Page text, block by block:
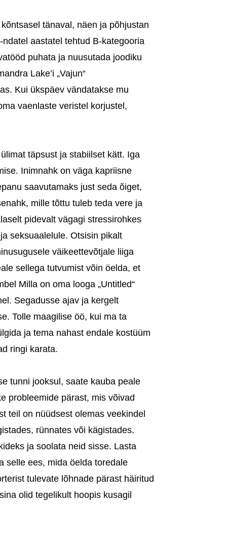
tänaval, näen ja põhjustan
aastatel tehtud B-kategooria
puhata ja nuusutada joodiku
Lake’i „Vajun“
Kui ükspäev vändatakse mu
vaenlaste veristel korjustel,
täpsust ja stabiilset kätt. Iga
Inimnahk on väga kapriisne
saavutamaks just seda õiget,
mille tõttu tuleb teda vere ja
pidevalt vägagi stressirohkes
seksuaalelule. Otsisin pikalt
väikeettevõtjale liiga
sellega tutvumist võin öelda, et
Milla on oma looga „Untitled“
Segadusse ajav ja kergelt
Tolle maagilise öö, kui ma ta
ja tema nahast endale kostüüm
ringi karata.
tunni jooksul, saate kauba peale
probleemide pärast, mis võivad
teil on nüüdsest olemas veekindel
rünnates või kägistades.
ja soolata neid sisse. Lasta
selle ees, mida öelda toredale
tulevate lõhnade pärast häiritud
olid tegelikult hoopis kusagil